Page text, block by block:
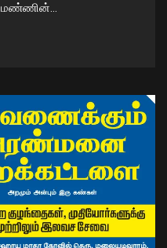
மண்ணின்…